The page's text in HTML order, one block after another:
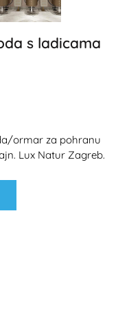
s ladicama
ormar za pohranu
Lux Natur Zagreb.